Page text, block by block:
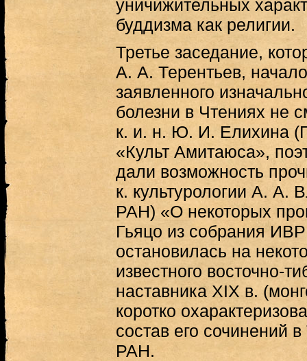
уничижительных
буддизма как религии.
Третье заседание,
А. А. Терентьев,
заявленного
болезни в Чтениях не
к. и. н. Ю. И. Елихина
«Культ Амитаюса»,
дали возможность
к. культурологии А. А.
РАН) «О некоторых
Гьяцо из собрания
остановилась на
известного восточно-
наставника XIX в.
коротко
состав его сочинений
РАН.